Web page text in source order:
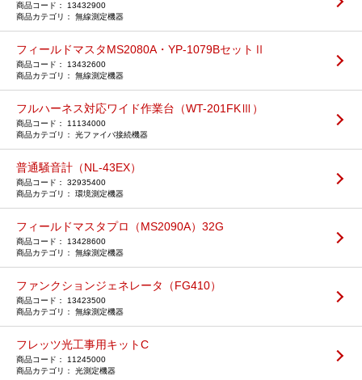
13432900
無線測定機器
フィールドマスタMS2080A・YP-1079BセットⅡ
13432600
無線測定機器
フルハーネス対応ワイド作業台（WT-201FKⅢ）
11134000
光ファイバ接続機器
普通騒音計（NL-43EX）
32935400
環境測定機器
フィールドマスタプロ（MS2090A）32G
13428600
無線測定機器
ファンクションジェネレータ（FG410）
13423500
無線測定機器
フレッツ光工事用キットC
11245000
光測定機器